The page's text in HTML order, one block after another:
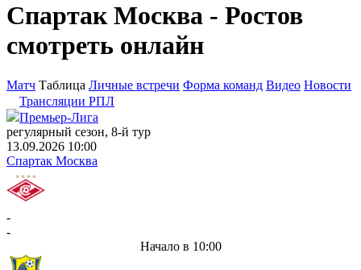
Спартак Москва - Ростов
смотреть онлайн
Матч Таблица Личные встречи Форма команд Видео Новости
Трансляции РПЛ
Премьер-Лига
регулярный сезон, 8-й тур
13.09.2026 10:00
Спартак Москва
-
-
Начало в 10:00